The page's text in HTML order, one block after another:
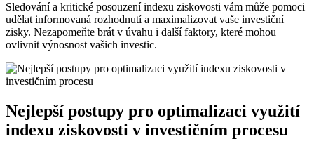
Sledování a kritické posouzení indexu ziskovosti vám může pomoci
udělat informovaná rozhodnutí a maximalizovat vaše investiční
zisky. Nezapomeňte brát v úvahu i další faktory, které mohou
ovlivnit výnosnost vašich investic.
Nejlepší postupy pro optimalizaci využití
indexu ziskovosti v investičním procesu